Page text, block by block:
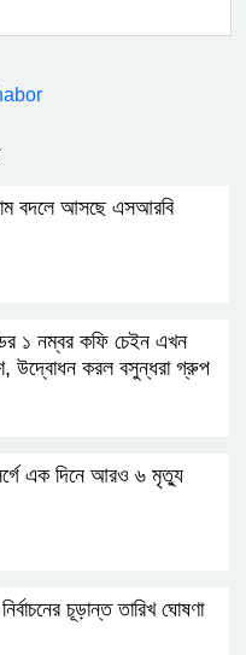
বদলে আসছে এসআরবি
১ নম্বর কফি চেইন এখন
উদ্বোধন করল বসুন্ধরা গ্রুপ
এক দিনে আরও ৬ মৃত্যু
নির্বাচনের চূড়ান্ত তারিখ ঘোষণা